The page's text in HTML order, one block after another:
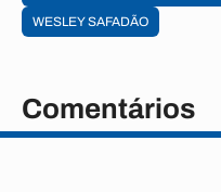
WESLEY SAFADÃO
Comentários